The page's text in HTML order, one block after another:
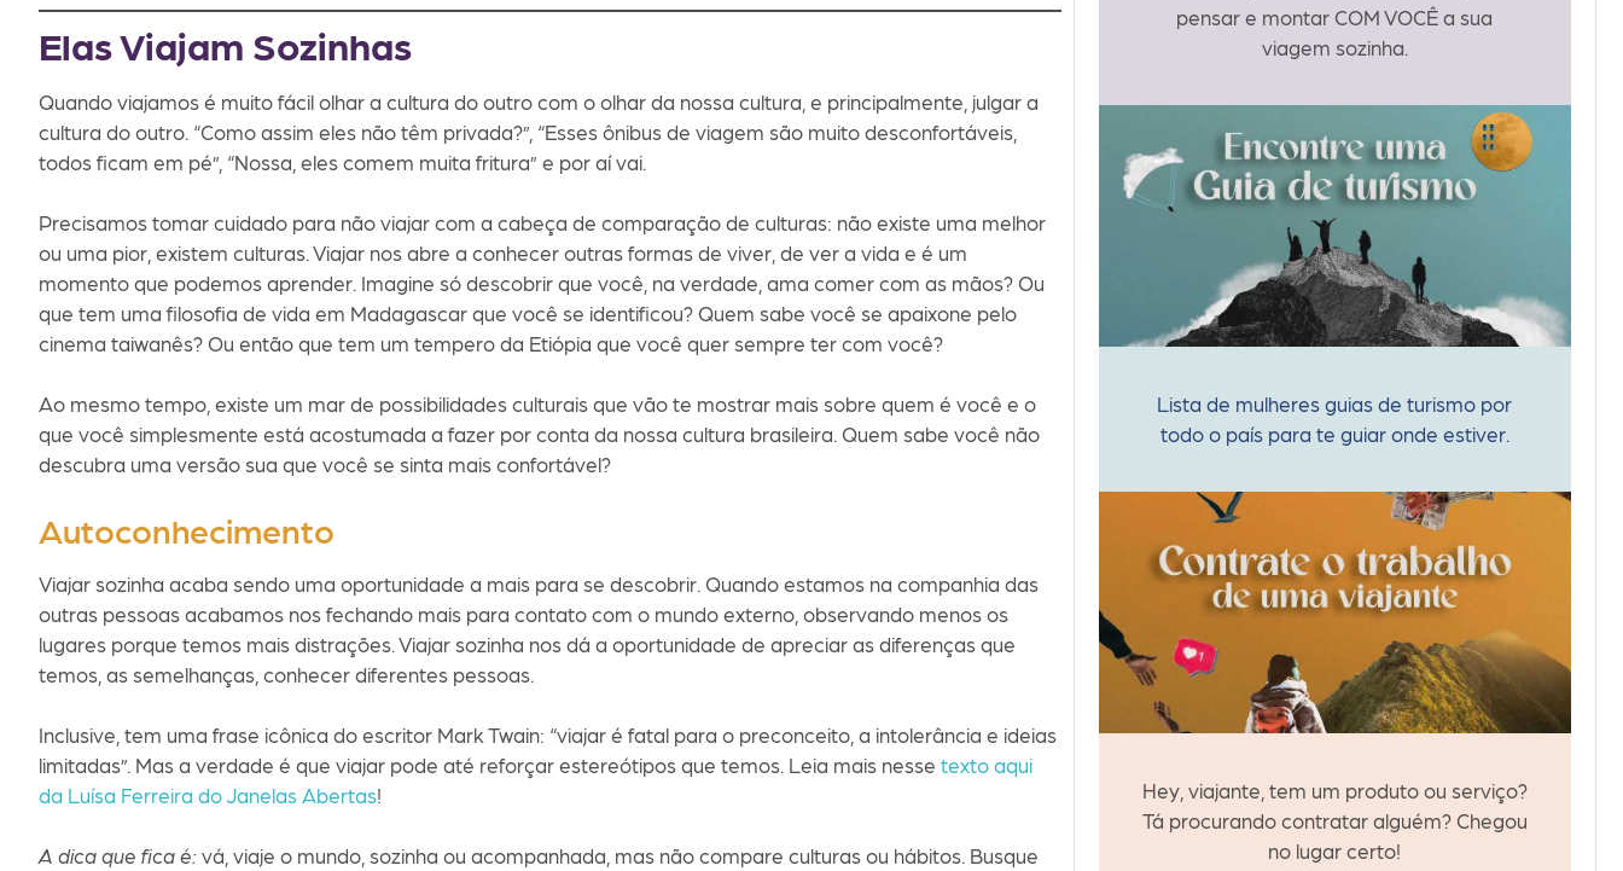
Elas Viajam Sozinhas
Quando viajamos é muito fácil olhar a cultura do outro com o olhar da nossa cultura, e principalmente, julgar a
cultura do outro. “Como assim eles não têm privada?”, “Esses ônibus de viagem são muito desconfortáveis,
todos ficam em pé”, “Nossa, eles comem muita fritura” e por aí vai.
Precisamos tomar cuidado para não viajar com a cabeça de comparação de culturas: não existe uma melhor
ou uma pior, existem culturas. Viajar nos abre a conhecer outras formas de viver, de ver a vida e é um
momento que podemos aprender. Imagine só descobrir que você, na verdade, ama comer com as mãos? Ou
que tem uma filosofia de vida em Madagascar que você se identificou? Quem sabe você se apaixone pelo
cinema taiwanês? Ou então que tem um tempero da Etiópia que você quer sempre ter com você?
Ao mesmo tempo, existe um mar de possibilidades culturais que vão te mostrar mais sobre quem é você e o
que você simplesmente está acostumada a fazer por conta da nossa cultura brasileira. Quem sabe você não
descubra uma versão sua que você se sinta mais confortável?
Autoconhecimento
Viajar sozinha acaba sendo uma oportunidade a mais para se descobrir. Quando estamos na companhia das
outras pessoas acabamos nos fechando mais para contato com o mundo externo, observando menos os
lugares porque temos mais distrações. Viajar sozinha nos dá a oportunidade de apreciar as diferenças que
temos, as semelhanças, conhecer diferentes pessoas.
Inclusive, tem uma frase icônica do escritor Mark Twain: “viajar é fatal para o preconceito, a intolerância e ideias
limitadas”. Mas a verdade é que viajar pode até reforçar estereótipos que temos. Leia mais nesse texto aqui
da Luísa Ferreira do Janelas Abertas!
A dica que fica é: vá, viaje o mundo, sozinha ou acompanhada, mas não compare culturas ou hábitos. Busque
pensar e montar COM VOCÊ a sua
viagem sozinha.
Lista de mulheres guias de turismo por
todo o país para te guiar onde estiver.
Hey, viajante, tem um produto ou serviço?
Tá procurando contratar alguém? Chegou
no lugar certo!